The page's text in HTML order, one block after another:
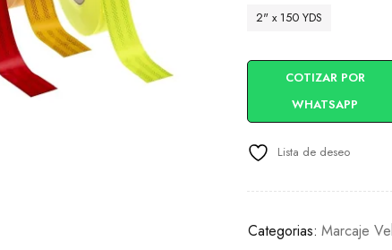
2" x 150 YDS
COTIZAR POR
WHATSAPP
Lista de deseo
Categorias: Marcaje